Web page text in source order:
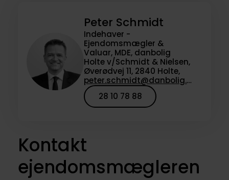
Peter Schmidt
Indehaver -
Ejendomsmægler &
Valuar, MDE, danbolig
Holte v/Schmidt & Nielsen,
Øverødvej 11, 2840 Holte,
peter.schmidt@danbolig.dk
28 10 78 88
Kontakt
ejendomsmægleren